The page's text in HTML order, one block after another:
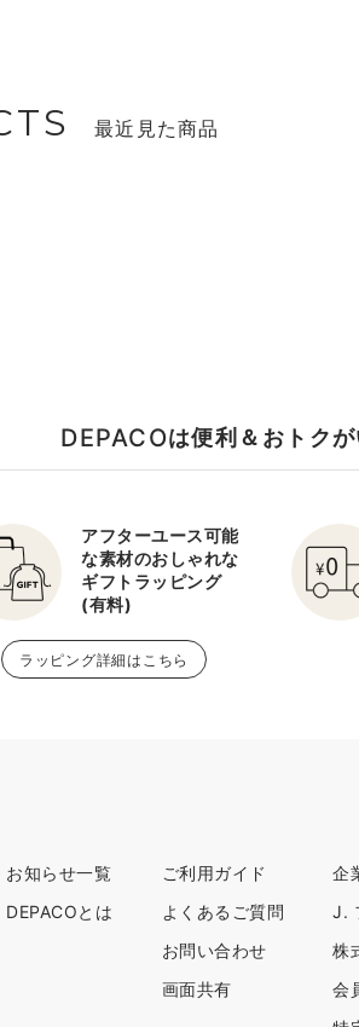
最近見た商品
DEPACOは便利＆おトクが
アフターユース可能
な素材のおしゃれな
ギフトラッピング
(有料)
ラッピング詳細はこちら
お知らせ一覧
DEPACOとは
ご利用ガイド
よくあるご質問
お問い合わせ
画面共有
企
J.
株
会